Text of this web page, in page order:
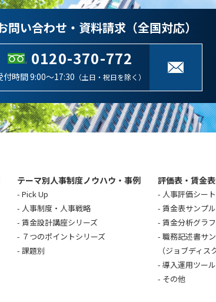
問い合わせ・資料請求（全国対応）
0120-370-772
付時間 9:00～17:30 （土日・祝日を除く）
テーマ別人事制度ノウハウ・事例
Pick Up
人事制度・人事戦略
賃金設計講座シリーズ
７つのポイントシリーズ
課題別
評価表・賃金
人事評価シー
賃金表サンプル
賃金分析グラフ
職務記述書サ
（ジョブディス
導入運用ツール
その他